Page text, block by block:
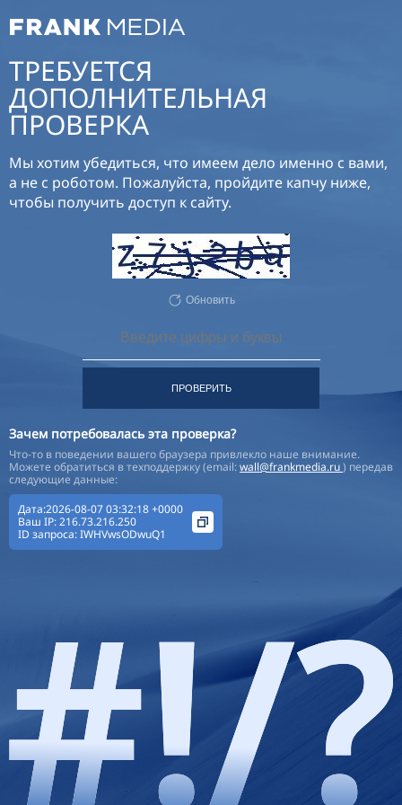
ТРЕБУЕТСЯ
ДОПОЛНИТЕЛЬНАЯ
ПРОВЕРКА
Мы хотим убедиться, что имеем дело именно с вами,
а не с роботом. Пожалуйста, пройдите капчу ниже,
чтобы получить доступ к сайту.
Обновить
ПРОВЕРИТЬ
Зачем потребовалась эта проверка?
Что-то в поведении вашего браузера привлекло наше внимание.
Можете обратиться в техподдержку (email:wall@frankmedia.ru) передав
следующие данные:
Дата:2026-08-07 03:32:18 +0000
Ваш IP:216.73.216.250
ID запроса:IWHVwsODwuQ1